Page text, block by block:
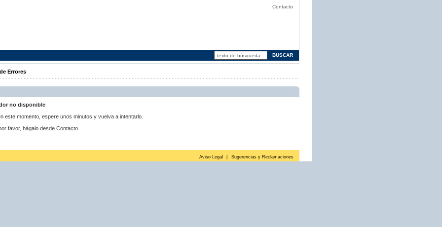
Contacto
Errores
no disponible
este momento, espere unos minutos y vuelva a intentarlo.
favor, hágalo desde Contacto.
Aviso Legal Sugerencias y Reclamaciones